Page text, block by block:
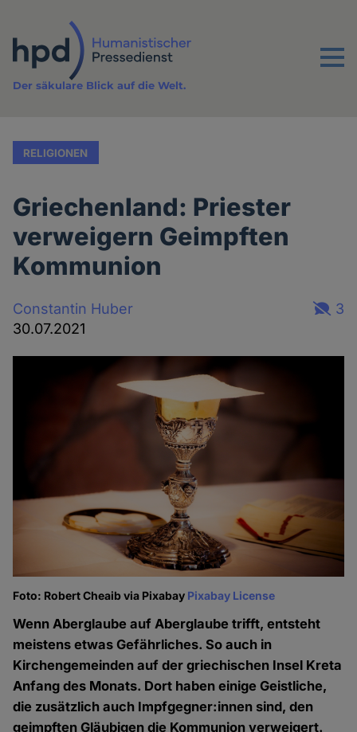
Inhalt
Menu
Der säkulare Blick auf die Welt.
RELIGIONEN
Griechenland: Priester
verweigern Geimpften
Kommunion
Constantin Huber
30.07.2021
3
Foto: Robert Cheaib via Pixabay Pixabay License
Wenn Aberglaube auf Aberglaube trifft, entsteht
meistens etwas Gefährliches. So auch in
Kirchengemeinden auf der griechischen Insel Kreta
Anfang des Monats. Dort haben einige Geistliche,
die zusätzlich auch Impfgegner:innen sind, den
geimpften Gläubigen die Kommunion verweigert.